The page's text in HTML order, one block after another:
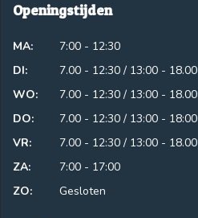
Openingstijden
MA:
7:00 - 12:30
DI:
7.00 - 12:30 / 13:00 - 18.00
WO:
7.00 - 12:30 / 13:00 - 18.00
DO:
7.00 - 12:30 / 13:00 - 18:00
VR:
7.00 - 12:30 / 13:00 - 18.00
ZA:
7:00 - 17:00
ZO:
Gesloten